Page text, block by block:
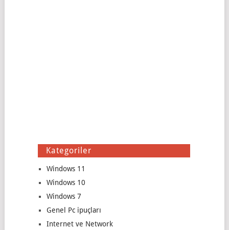
Kategoriler
Windows 11
Windows 10
Windows 7
Genel Pc ipuçları
Internet ve Network